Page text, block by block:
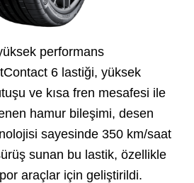
performans
6 lastiği, yüksek
ve kısa fren mesafesi ile
hamur bileşimi, desen
sayesinde 350 km/saat
sunan bu lastik, özellikle
araçlar için geliştirildi.